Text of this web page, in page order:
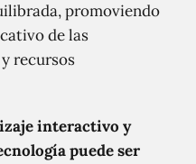
promoviendo
de las
recursos
interactivo y
puede ser